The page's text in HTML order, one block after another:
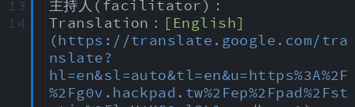
13
主持人(facilitator)：
14
Translation： [English]
(https://translate.google.com/tra
nslate?
hl=en&sl=auto&tl=en&u=https%3A%2F
%2Fg0v.hackpad.tw%2Fep%2Fpad%2Fst